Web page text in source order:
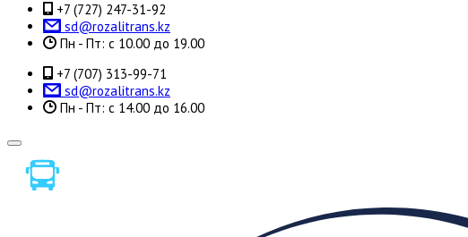
+7 (727) 247-31-92
sd@rozalitrans.kz
Пн - Пт: с 10.00 до 19.00
+7 (707) 313-99-71
sd@rozalitrans.kz
Пн - Пт: с 14.00 до 16.00